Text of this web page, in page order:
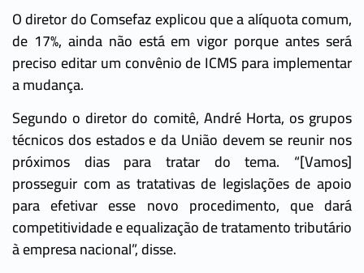
O diretor do Comsefaz explicou que a alíquota comum,
de 17%, ainda não está em vigor porque antes será
preciso editar um convênio de ICMS para implementar
a mudança.
Segundo o diretor do comitê, André Horta, os grupos
técnicos dos estados e da União devem se reunir nos
próximos dias para tratar do tema. “[Vamos]
prosseguir com as tratativas de legislações de apoio
para efetivar esse novo procedimento, que dará
competitividade e equalização de tratamento tributário
à empresa nacional”, disse.